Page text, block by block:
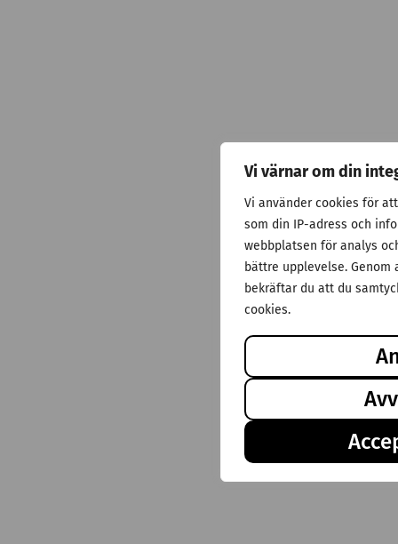
Vi värnar om din
Vi använder cookies för
som din IP-adress och
webbplatsen för analys
bättre upplevelse.
bekräftar du att du
cookies.